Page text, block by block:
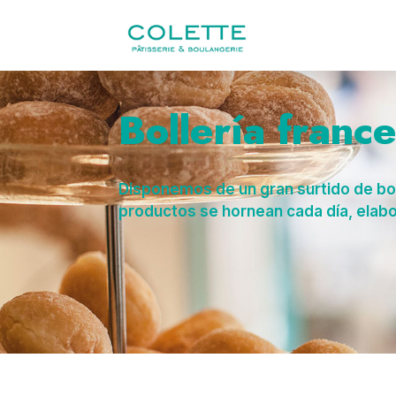
Bollería
Disponemos de un gran surtido de
productos se hornean cada día,